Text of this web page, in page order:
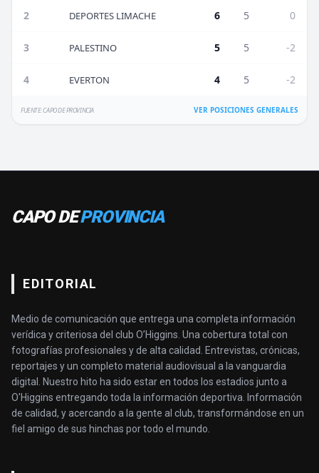
2 DEPORTES LIMACHE 6 5 0
3 PALESTINO 5 5 -2
4 EVERTON 4 5 -2
FUENTE: CAPO DE PROVINCIA VER POSICIONES GENERALES
CAPO DEPROVINCIA
EDITORIAL
Medio de comunicación que entrega una completa información
verídica y criteriosa del club O’Higgins. Una cobertura total con
fotografías profesionales y de alta calidad. Entrevistas, crónicas,
reportajes y un completo material audiovisual a la vanguardia
digital. Nuestro hito ha sido estar en todos los estadios junto a
O'Higgins entregando toda la información deportiva. Información
de calidad, y acercando a la gente al club, transformándose en un
fiel amigo de sus hinchas por todo el mundo.